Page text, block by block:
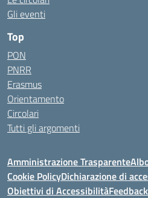
Gli eventi
Top
PON
PNRR
Erasmus
Orientamento
Circolari
Tutti gli argomenti
Amministrazione Trasparente
Cookie PolicyDichiarazione di
Obiettivi di Accessibilità